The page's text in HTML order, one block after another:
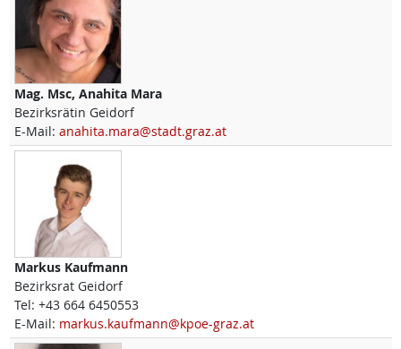
Mag. Msc, Anahita Mara
Bezirksrätin Geidorf
E-Mail: anahita.mara@stadt.graz.at
Markus Kaufmann
Bezirksrat Geidorf
Tel: +43 664 6450553
E-Mail: markus.kaufmann@kpoe-graz.at